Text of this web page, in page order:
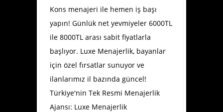
Kons menajeri ile hemen iş başı
yapın! Günlük net yevmiyeler 6000TL
ile 8000TL arası sabit fiyatlarla
başlıyor. Luxe Menajerlik, bayanlar
için özel fırsatlar sunuyor ve
ilanlarımız il bazında güncel!
Türkiye'nin Tek Resmi Menajerlik
Ajansı: Luxe Menajerlik